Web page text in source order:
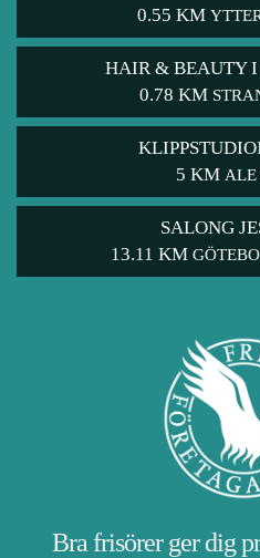
0.55 KM
HAIR & BEAUTY
0.78 KM
5 KM ALE
SALONG
13.11 KM
Bra frisörer ger dig